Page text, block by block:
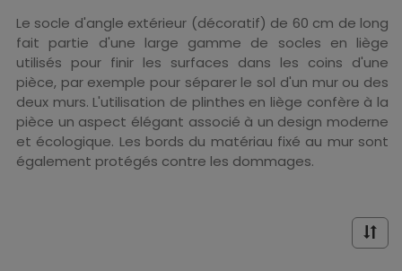
Le socle d'angle extérieur (décoratif) de 60 cm de long
fait partie d'une large gamme de socles en liège
utilisés pour finir les surfaces dans les coins d'une
pièce, par exemple pour séparer le sol d'un mur ou des
deux murs. L'utilisation de plinthes en liège confère à la
pièce un aspect élégant associé à un design moderne
et écologique. Les bords du matériau fixé au mur sont
également protégés contre les dommages.